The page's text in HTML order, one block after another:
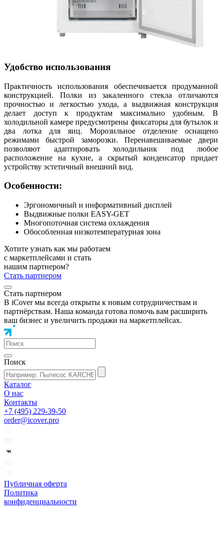
Удобство использования
Практичность использования обеспечивается продуманной
конструкцией. Полки из закаленного стекла отличаются
прочностью и легкостью ухода, а выдвижная конструкция
делает доступ к продуктам максимально удобным. В
холодильной камере предусмотрены фиксаторы для бутылок и
два лотка для яиц. Морозильное отделение оснащено
режимами быстрой заморозки. Перенавешиваемые двери
позволяют адаптировать холодильник под любое
расположение на кухне, а скрытый конденсатор придает
устройству эстетичный внешний вид.
Особенности:
Эргономичный и информативный дисплей
Выдвижные полки EASY-GET
Многопоточная система охлаждения
Обособленная низкотемпературная зона
Хотите узнать как мы работаем
с маркетплейсами и стать
нашим партнером?
Стать партнером
Стать партнером
В iCover мы всегда открыты к новым сотрудничествам и
партнёрствам. Наша команда готова помочь вам расширить
ваш бизнес и увеличить продажи на маркетплейсах.
Поиск
Каталог
О нас
Контакты
+7 (495) 229-39-50
order@icover.pro
Публичная оферта
Политика
конфиденциальности